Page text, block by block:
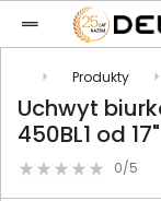
Produkty
Uchwyt
450BL1 od
0/5